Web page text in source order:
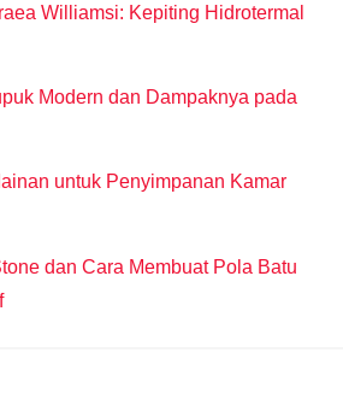
Williamsi: Kepiting Hidrotermal
Modern dan Dampaknya pada
untuk Penyimpanan Kamar
dan Cara Membuat Pola Batu